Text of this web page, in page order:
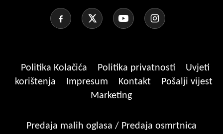
Politika Kolačića Politika privatnosti
Uvjeti
korištenja
Impresum Kontakt
Pošalji vijest
Marketing
Predaja malih oglasa / Predaja osmrtnica